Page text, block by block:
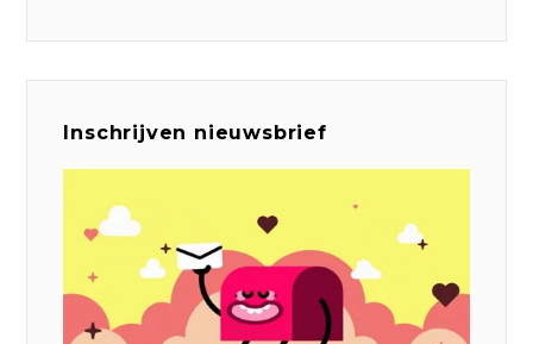
Inschrijven nieuwsbrief